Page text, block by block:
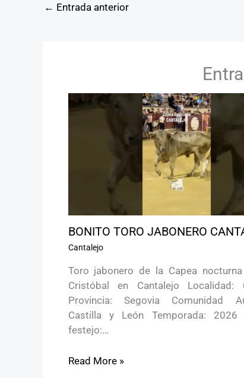
← Entrada anterior
BONITO TORO JABONERO
Cantalejo
Toro jabonero de la Capea
Cristóbal en Cantalejo Localidad:
Provincia: Segovia Comunidad
Castilla y León Temporada:
festejo:…
Read More »